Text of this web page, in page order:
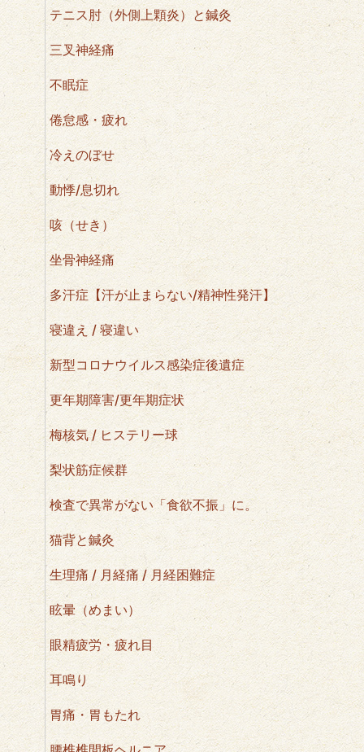
テニス肘（外側上顆炎）と鍼灸
三叉神経痛
不眠症
倦怠感・疲れ
冷えのぼせ
動悸/息切れ
咳（せき）
坐骨神経痛
多汗症【汗が止まらない/精神性発汗】
寝違え / 寝違い
新型コロナウイルス感染症後遺症
更年期障害/更年期症状
梅核気 / ヒステリー球
梨状筋症候群
検査で異常がない「食欲不振」に。
猫背と鍼灸
生理痛 / 月経痛 / 月経困難症
眩暈（めまい）
眼精疲労・疲れ目
耳鳴り
胃痛・胃もたれ